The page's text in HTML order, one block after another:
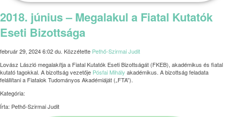
2018. június – Megalakul a Fiatal Kutatók
Eseti Bizottsága
február 29, 2024 6:02 du. Közzétette Pethő-Szirmai Judit
Lovász László megalakítja a Fiatal Kutatók Eseti Bizottságát (FKEB), akadémikus és fiatal
kutató tagokkal. A bizottság vezetője Pósfai Mihály akadémikus. A bizottság feladata
felállítani a Fiatalok Tudományos Akadémiáját („FTA”).
Kategória:
Írta: Pethő-Szirmai Judit